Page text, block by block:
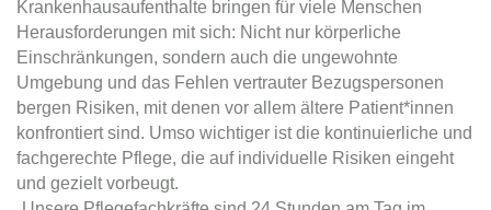
Krankenhausaufenthalte bringen für viele Menschen
Herausforderungen mit sich: Nicht nur körperliche
Einschränkungen, sondern auch die ungewohnte
Umgebung und das Fehlen vertrauter Bezugspersonen
bergen Risiken, mit denen vor allem ältere Patient*innen
konfrontiert sind. Umso wichtiger ist die kontinuierliche und
fachgerechte Pflege, die auf individuelle Risiken eingeht
und gezielt vorbeugt.